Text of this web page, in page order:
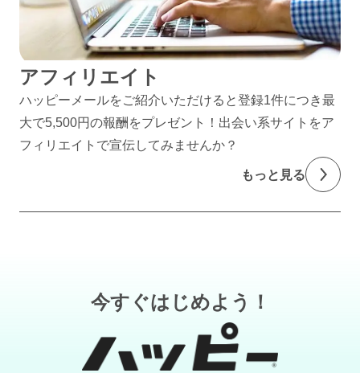
アフィリエイト
ハッピーメールをご紹介いただけると登録1件につき最
大で5,500円の報酬をプレゼント！出会い系サイトをア
フィリエイトで宣伝してみませんか？
もっと見る
今すぐはじめよう！